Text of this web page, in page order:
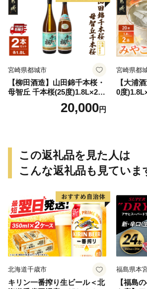
宮崎県都城市
【柳田酒造】山田錦千本桜・
母智丘 千本桜(25度)1.8L×2本
≪みやこんじょ特急便≫_AC
20,000円
宮崎県都
【大浦
0度
特急便
この返礼品を見た人は
こんな返礼品も見ていま
北海道千歳市
キリン一番搾り生ビール＜北
福島県本
【福島